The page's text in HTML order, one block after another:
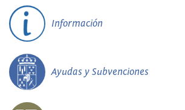
Información
Ayudas y Subvenciones